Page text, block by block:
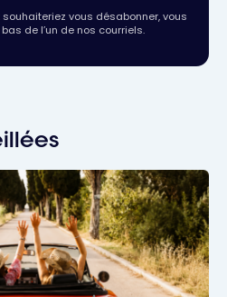
vous désabonner, vous
de l’un de nos courriels.